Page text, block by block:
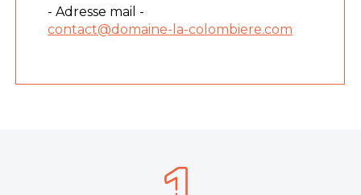
- Adresse mail -
contact@domaine-la-colombiere.com